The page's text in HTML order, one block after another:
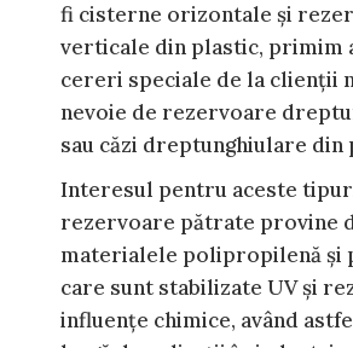
fi cisterne orizontale și
verticale din plastic, primim
cereri speciale de la clienții
nevoie de rezervoare
sau căzi dreptunghiulare din
Interesul pentru aceste
rezervoare pătrate provine
materialele polipropilenă și
care sunt stabilizate UV și
influențe chimice, având